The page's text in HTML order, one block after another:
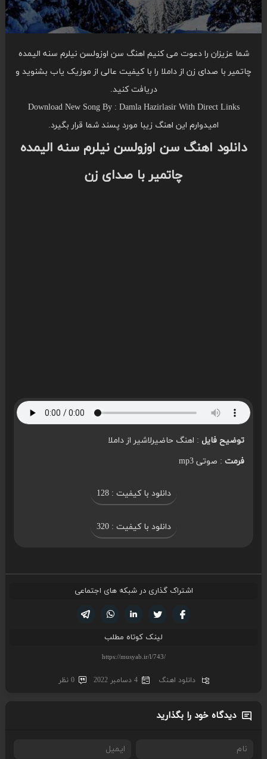
شما عزیزان را دعوت می کنیم اهنگ سن اوزولسن نیلرم سنه الیمده
چاتمیر با صدای زن از داملا را با کیفیت عالی از موزیک یاب بشنوید و
دریافت کنید.
Download New Song By : Damla Hazirlasir With Direct Links
امیدوارم این اهنگ زیبا مورد پسند شما قرار بگیرد.
دانلود اهنگ سن اوزولسن نیلرم سنه الیمده
چاتمیر با صدای زن
توضیح فایل: اهنگ حاضیرلاشیر از داملا
فرمت: صوتی mp3
دانلود با کیفیت : 128
دانلود با کیفیت : 320
اشتراک گذاری در شبکه های اجتماعی
لینکدین تویتر
فیسوک
لینک کوتاه مطلب
دانلود اهنگ 4 دسامبر 2022 0 نظر
دیدگاه خود را بگذارید